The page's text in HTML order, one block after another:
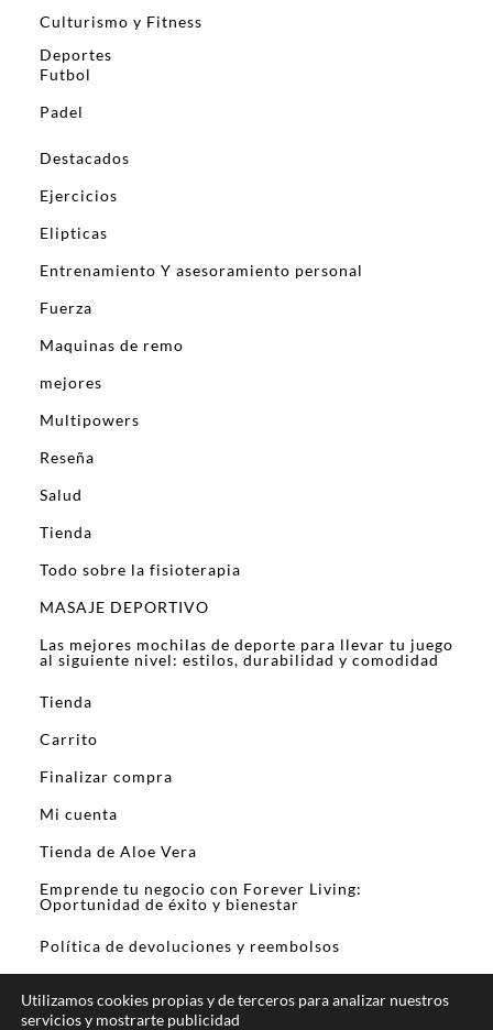
Culturismo y Fitness
Deportes
Futbol
Padel
Destacados
Ejercicios
Elipticas
Entrenamiento Y asesoramiento personal
Fuerza
Maquinas de remo
mejores
Multipowers
Reseña
Salud
Tienda
Todo sobre la fisioterapia
MASAJE DEPORTIVO
Las mejores mochilas de deporte para llevar tu juego
al siguiente nivel: estilos, durabilidad y comodidad
Tienda
Carrito
Finalizar compra
Mi cuenta
Tienda de Aloe Vera
Emprende tu negocio con Forever Living:
Oportunidad de éxito y bienestar
Política de devoluciones y reembolsos
Utilizamos cookies propias y de terceros para analizar nuestros
servicios y mostrarte publicidad